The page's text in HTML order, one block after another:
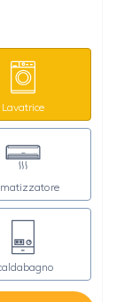
Lavatrice